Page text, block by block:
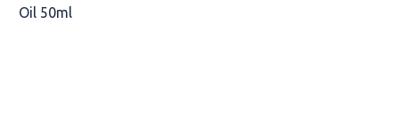
Oil 50ml